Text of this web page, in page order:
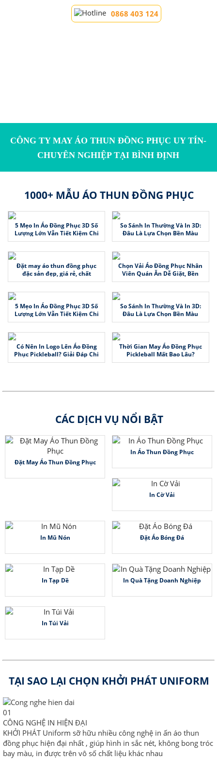
0868 403 124
CÔNG TY MAY ÁO THUN ĐỒNG PHỤC UY TÍN-
CHUYÊN NGHIỆP TẠI BÌNH ĐỊNH
1000+ MẪU ÁO THUN ĐỒNG PHỤC
5 Mẹo In Áo Đồng Phục 3D Số
Lượng Lớn Vẫn Tiết Kiệm Chi
Phí
So Sánh In Thường Và In 3D:
Đâu Là Lựa Chọn Bền Màu
Cho Áo?
Đặt may áo thun đồng phục
đặc sản đẹp, giá rẻ, chất
lượng
Chọn Vải Áo Đồng Phục Nhân
Viên Quán Ăn Dễ Giặt, Bền
Đẹp
5 Mẹo In Áo Đồng Phục 3D Số
Lượng Lớn Vẫn Tiết Kiệm Chi
Phí
So Sánh In Thường Và In 3D:
Đâu Là Lựa Chọn Bền Màu
Cho Áo?
Có Nên In Logo Lên Áo Đồng
Phục Pickleball? Giải Đáp Chi
Tiết
Thời Gian May Áo Đồng Phục
Pickleball Mất Bao Lâu?
CÁC DỊCH VỤ NỔI BẬT
Đặt May Áo Thun Đồng Phục
In Áo Thun Đồng Phục
In Cờ Vải
In Mũ Nón Đặt Áo Bóng Đá
In Tạp Dề In Quà Tặng Doanh Nghiệp
In Túi Vải
TẠI SAO LẠI CHỌN KHỞI PHÁT UNIFORM
01
CÔNG NGHỆ IN HIỆN ĐẠI
KHỞI PHÁT Uniform sỡ hữu nhiều công nghệ in ấn áo thun
đồng phục hiện đại nhất , giúp hình in sắc nét, không bong tróc
bay màu, in được trên vô số chất liệu khác nhau